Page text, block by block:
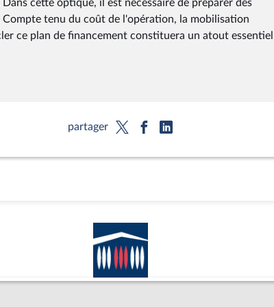
cette optique, il est nécessaire de préparer dès
tenu du coût de l'opération, la mobilisation
ce plan de financement constituera un atout
partager